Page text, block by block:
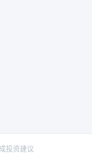
投资建议